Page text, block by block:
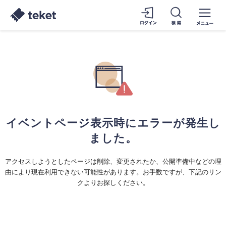
イベントページ表示時にエラーが発生し
ました。
アクセスしようとしたページは削除、変更されたか、公開準備中などの理
由により現在利用できない可能性があります。お手数ですが、下記のリン
クよりお探しください。